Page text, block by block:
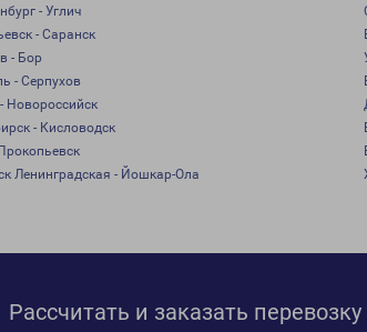
- Углич
- Саранск
- Бор
- Серпухов
Новороссийск
- Кисловодск
Ленинградская - Йошкар-Ола
Рассчитать и заказать перевозку